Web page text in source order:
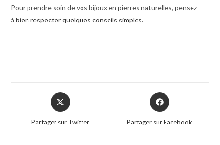
Pour prendre soin de vos bijoux en pierres naturelles, pensez
àbien respecter quelques conseils simples.
Partager sur Twitter Partager sur Facebook